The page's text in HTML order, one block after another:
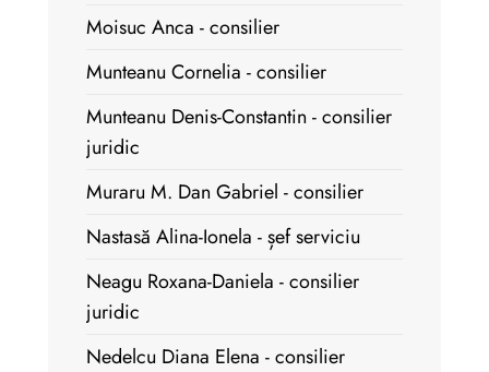
Moisuc Anca - consilier
Munteanu Cornelia - consilier
Munteanu Denis-Constantin - consilier
juridic
Muraru M. Dan Gabriel - consilier
Nastasă Alina-Ionela - șef serviciu
Neagu Roxana-Daniela - consilier
juridic
Nedelcu Diana Elena - consilier